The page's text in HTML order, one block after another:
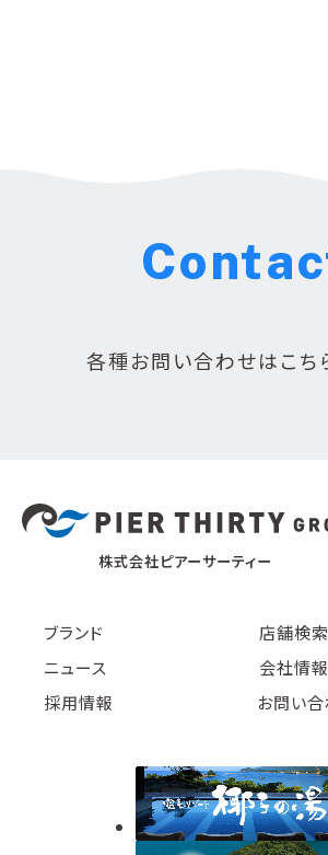
各種お問い合わせはこち
株式会社ピアーサーティー
ブランド
店舗検索
ニュース
会社情報
採用情報
お問い